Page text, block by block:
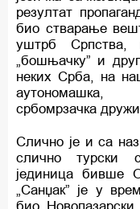
резултат
био стварање
уштрб Српства,
„бошњачку” и
неких Срба, на
аутономашка,
србомрзачка
Слично је и са
слично турски
јединица бивше
„Санџак” је у
био